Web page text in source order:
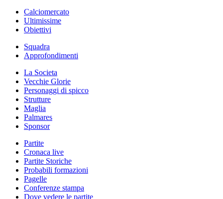
Calciomercato
Ultimissime
Obiettivi
Squadra
Approfondimenti
La Societa
Vecchie Glorie
Personaggi di spicco
Strutture
Maglia
Palmares
Sponsor
Partite
Cronaca live
Partite Storiche
Probabili formazioni
Pagelle
Conferenze stampa
Dove vedere le partite